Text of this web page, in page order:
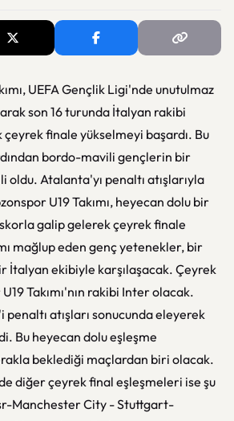
UEFA Gençlik Ligi'nde unutulmaz
son 16 turunda İtalyan rakibi
finale yükselmeyi başardı. Bu
bordo-mavili gençlerin bir
oldu. Atalanta'yı penaltı atışlarıyla
U19 Takımı, heyecan dolu bir
galip gelerek çeyrek finale
mağlup eden genç yetenekler, bir
İtalyan ekibiyle karşılaşacak. Çeyrek
Takımı'nın rakibi Inter olacak.
atışları sonucunda eleyerek
Bu heyecan dolu eşleşme
beklediği maçlardan biri olacak.
diğer çeyrek final eşleşmeleri ise şu
Manchester City - Stuttgart-